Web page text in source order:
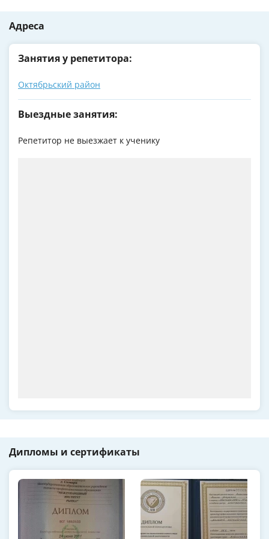
Адреса
Занятия у репетитора:
Октябрьский район
Выездные занятия:
Репетитор не выезжает к ученику
Дипломы и сертификаты